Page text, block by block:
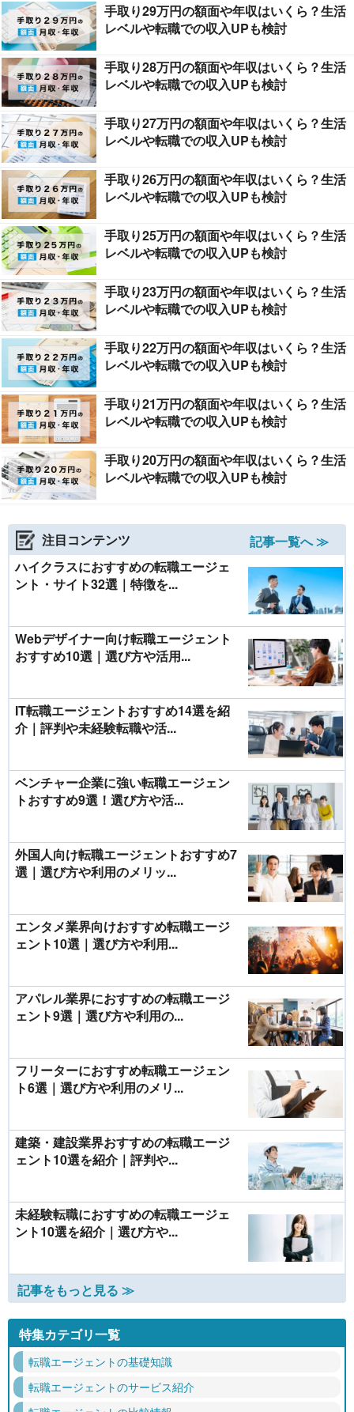
手取り29万円の額面や年収はいくら？生活
レベルや転職での収入UPも検討
手取り28万円の額面や年収はいくら？生活
レベルや転職での収入UPも検討
手取り27万円の額面や年収はいくら？生活
レベルや転職での収入UPも検討
手取り26万円の額面や年収はいくら？生活
レベルや転職での収入UPも検討
手取り25万円の額面や年収はいくら？生活
レベルや転職での収入UPも検討
手取り23万円の額面や年収はいくら？生活
レベルや転職での収入UPも検討
手取り22万円の額面や年収はいくら？生活
レベルや転職での収入UPも検討
手取り21万円の額面や年収はいくら？生活
レベルや転職での収入UPも検討
手取り20万円の額面や年収はいくら？生活
レベルや転職での収入UPも検討
注目コンテンツ
記事一覧へ ≫
ハイクラスにおすすめの転職エージェ
ント・サイト32選｜特徴を...
Webデザイナー向け転職エージェント
おすすめ10選｜選び方や活用...
IT転職エージェントおすすめ14選を紹
介｜評判や未経験転職や活...
ベンチャー企業に強い転職エージェン
トおすすめ9選！選び方や活...
外国人向け転職エージェントおすすめ7
選｜選び方や利用のメリッ...
エンタメ業界向けおすすめ転職エージ
ェント10選｜選び方や利用...
アパレル業界におすすめの転職エージ
ェント9選｜選び方や利用の...
フリーターにおすすめ転職エージェン
ト6選｜選び方や利用のメリ...
建築・建設業界おすすめの転職エージ
ェント10選を紹介｜評判や...
未経験転職におすすめの転職エージェ
ント10選を紹介｜選び方や...
記事をもっと見る ≫
特集カテゴリ一覧
転職エージェントの基礎知識
転職エージェントのサービス紹介